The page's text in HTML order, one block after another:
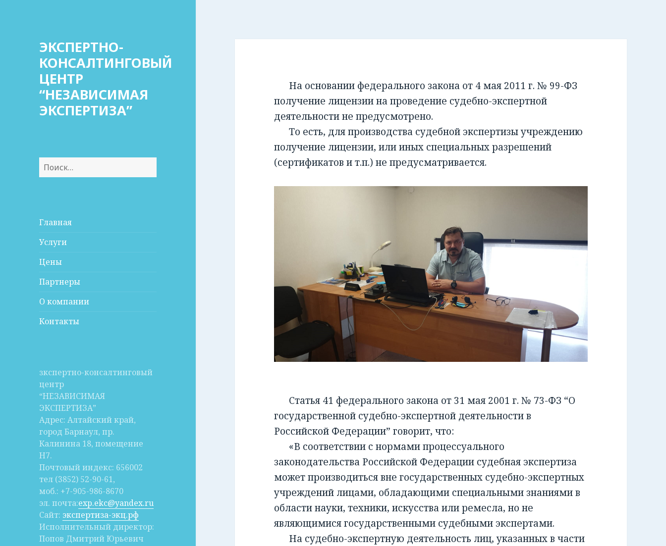
ЭКСПЕРТНО-
КОНСАЛТИНГОВЫЙ
ЦЕНТР
“НЕЗАВИСИМАЯ
ЭКСПЕРТИЗА”
Найти:
Главная
Услуги
Цены
Партнеры
О компании
Контакты
зкспертно-консалтинговый
центр
“НЕЗАВИСИМАЯ
ЭКСПЕРТИЗА”
Адрес: Алтайский край,
город Барнаул, пр.
Калинина 18, помещение
Н7.
Почтовый индекс: 656002
тел (3852) 52-90-61,
моб.: +7-905-986-8670
эл. почта:exp.ekc@yandex.ru
Сайт: экспертиза-экц.рф
Исполнительный директор:
Попов Дмитрий Юрьевич
На основании федерального закона от 4 мая 2011 г. № 99-ФЗ
получение лицензии на проведение судебно-экспертной
деятельности не предусмотрено.
То есть, для производства судебной экспертизы учреждению
получение лицензии, или иных специальных разрешений
(сертификатов и т.п.) не предусматривается.
Статья 41 федерального закона от 31 мая 2001 г. № 73-ФЗ “О
государственной судебно-экспертной деятельности в
Российской Федерации” говорит, что:
«В соответствии с нормами процессуального
законодательства Российской Федерации судебная экспертиза
может производиться вне государственных судебно-экспертных
учреждений лицами, обладающими специальными знаниями в
области науки, техники, искусства или ремесла, но не
являющимися государственными судебными экспертами.
На судебно-экспертную деятельность лиц, указанных в части